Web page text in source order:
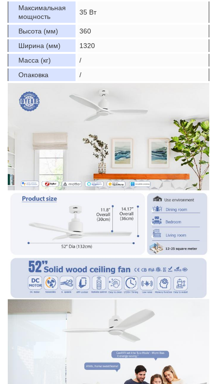
Максимальная
мощность
35 Вт
Высота (мм)
360
Ширина (мм)
1320
Масса (кг)
/
Опаковка
/